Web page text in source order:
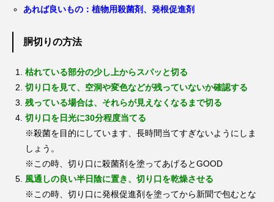
あれば良いもの：植物用殺菌剤、発根促進剤
胴切りの方法
枯れている部分の少し上からスパッと切る
切り口を見て、空洞や変色などが残っていないか確認する
残っている場合は、それらが見えなくなるまで切る
切り口を日光に30分程度当てる
※殺菌を目的にしています、長時間当てすぎないようにしま
しょう。
※この時、切り口に殺菌剤を塗ってあげるとGOOD
風通しの良い半日陰に置き、切り口を乾燥させる
※この時、切り口に発根促進剤を塗ってから新聞で包むとな